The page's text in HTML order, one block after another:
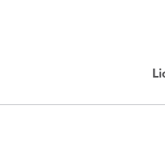
Editais